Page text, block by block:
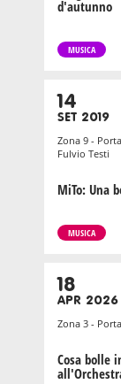
d'autunno
MUSICA
14
SET 2019
Zona 9 -
Fulvio Testi
MiTo: Una
MUSICA
18
APR 2026
Zona 3 -
Cosa bolle